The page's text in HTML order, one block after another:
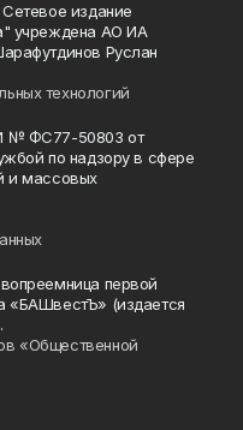
издание
учреждена АО ИА
Руслан
технологий
№ ФС77-50803 от
по надзору в сфере
и массовых
первой
«БАШвестЪ» (издается
«Общественной